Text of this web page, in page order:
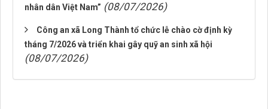
nhân dân Việt Nam” (08/07/2026)
Công an xã Long Thành tổ chức lễ chào cờ định kỳ
tháng 7/2026 và triển khai gây quỹ an sinh xã hội
(08/07/2026)